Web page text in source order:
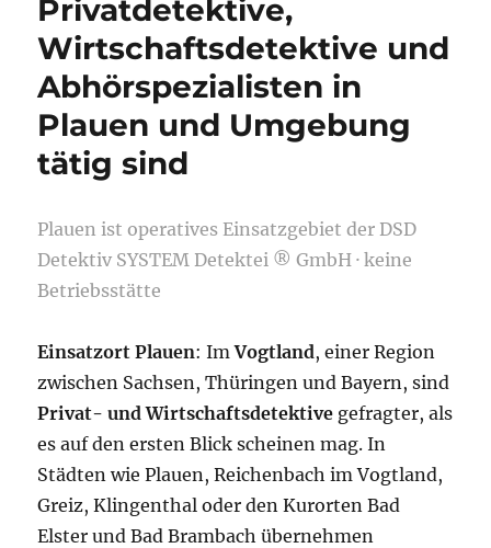
Privatdetektive,
Wirtschaftsdetektive und
Abhörspezialisten in
Plauen und Umgebung
tätig sind
Plauen ist operatives Einsatzgebiet der DSD
Detektiv SYSTEM Detektei ® GmbH · keine
Betriebsstätte
Einsatzort Plauen: ImVogtland, einer Region
zwischen Sachsen, Thüringen und Bayern, sind
Privat- und Wirtschaftsdetektive gefragter, als
es auf den ersten Blick scheinen mag. In
Städten wie Plauen, Reichenbach im Vogtland,
Greiz, Klingenthal oder den Kurorten Bad
Elster und Bad Brambach übernehmen